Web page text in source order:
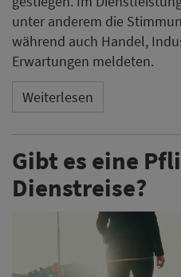
unter anderem die
während auch Handel,
Erwartungen meldeten.
Weiterlesen
Gibt es eine
Dienstreise?